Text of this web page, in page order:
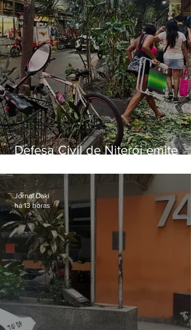
Defesa Civil de Niterói emite
sexta-feira (07)
Jornal Daki
há 13 horas